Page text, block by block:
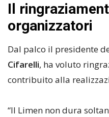
Il
organizzatori
Dal palco il presidente
Cifarelli, ha voluto
contribuito alla
“Il Limen non dura